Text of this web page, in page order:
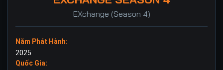
EXchange (Season 4)
Năm Phát Hành:
2025
Quốc Gia: